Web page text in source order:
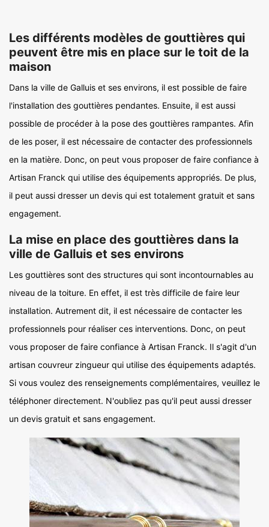
Les différents modèles de gouttières qui
peuvent être mis en place sur le toit de la
maison
Dans la ville de Galluis et ses environs, il est possible de faire
l'installation des gouttières pendantes. Ensuite, il est aussi
possible de procéder à la pose des gouttières rampantes. Afin
de les poser, il est nécessaire de contacter des professionnels
en la matière. Donc, on peut vous proposer de faire confiance à
Artisan Franck qui utilise des équipements appropriés. De plus,
il peut aussi dresser un devis qui est totalement gratuit et sans
engagement.
La mise en place des gouttières dans la
ville de Galluis et ses environs
Les gouttières sont des structures qui sont incontournables au
niveau de la toiture. En effet, il est très difficile de faire leur
installation. Autrement dit, il est nécessaire de contacter les
professionnels pour réaliser ces interventions. Donc, on peut
vous proposer de faire confiance à Artisan Franck. Il s'agit d'un
artisan couvreur zingueur qui utilise des équipements adaptés.
Si vous voulez des renseignements complémentaires, veuillez le
téléphoner directement. N'oubliez pas qu'il peut aussi dresser
un devis gratuit et sans engagement.